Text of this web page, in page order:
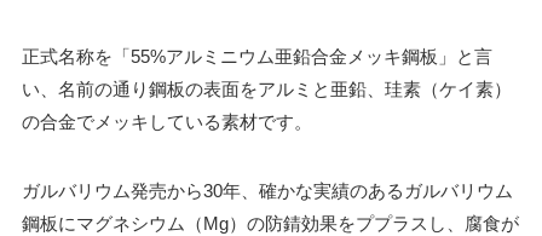
正式名称を「55%アルミニウム亜鉛合金メッキ鋼板」と言
い、名前の通り鋼板の表面をアルミと亜鉛、珪素（ケイ素）
の合金でメッキしている素材です。
ガルバリウム発売から30年、確かな実績のあるガルバリウム
鋼板にマグネシウム（Mg）の防錆効果をププラスし、腐食が